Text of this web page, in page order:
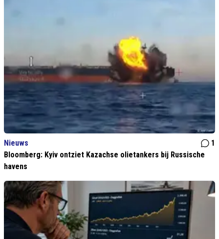
Nieuws
1
Bloomberg: Kyiv ontziet Kazachse olietankers bij Russische
havens